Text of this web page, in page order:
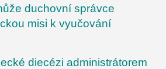
duchovní správce
misi k vyučování
diecézi administrátorem